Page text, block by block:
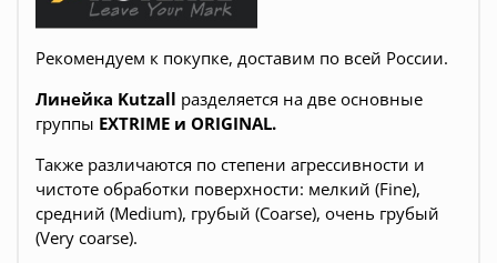
Рекомендуем к покупке, доставим по всей России.
Линейка Kutzall разделяется на две основные
группы EXTRIME и ORIGINAL.
Также различаются по степени агрессивности и
чистоте обработки поверхности: мелкий (Fine),
средний (Medium), грубый (Coarse), очень грубый
(Very coarse).